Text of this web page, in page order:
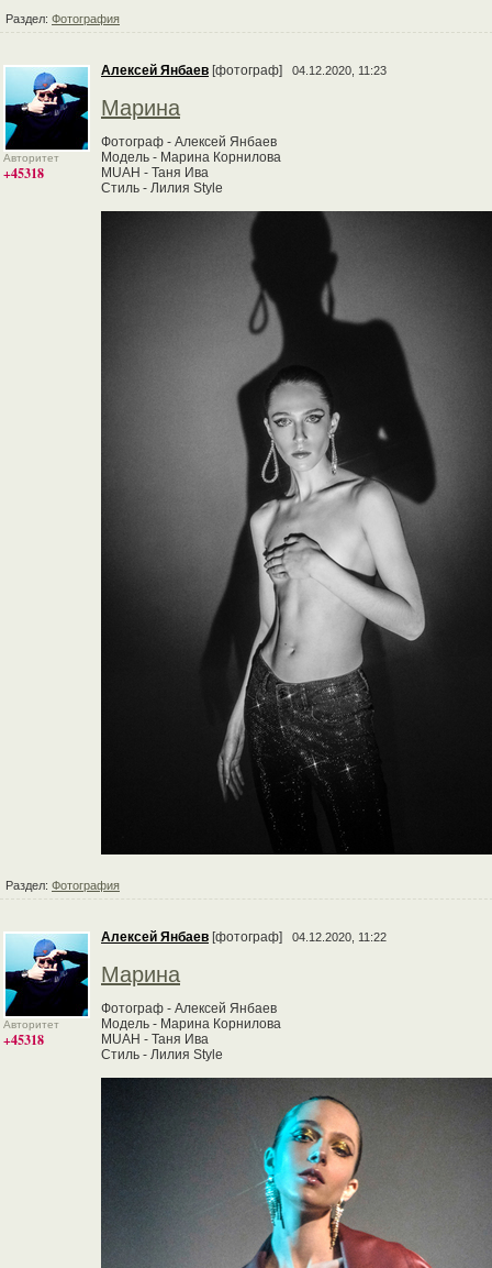
Раздел: Фотография
Авторитет
+45318
Алексей Янбаев [фотограф] 04.12.2020, 11:23
Марина
Фотограф - Алексей Янбаев
Модель - Марина Корнилова
MUAH - Таня Ива
Стиль - Лилия Style
Раздел: Фотография
Авторитет
+45318
Алексей Янбаев [фотограф] 04.12.2020, 11:22
Марина
Фотограф - Алексей Янбаев
Модель - Марина Корнилова
MUAH - Таня Ива
Стиль - Лилия Style